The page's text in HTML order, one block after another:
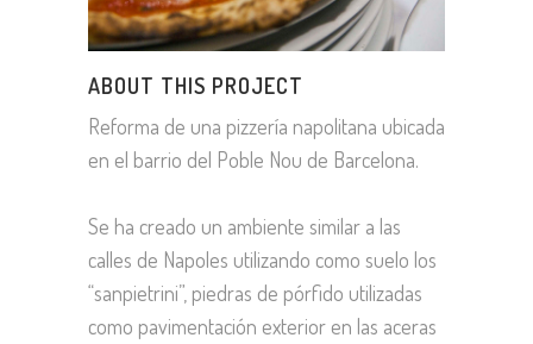
ABOUT THIS PROJECT
Reforma de una pizzería napolitana ubicada
en el barrio del Poble Nou de Barcelona.
Se ha creado un ambiente similar a las
calles de Napoles utilizando como suelo los
“sanpietrini”, piedras de pórfido utilizadas
como pavimentación exterior en las aceras